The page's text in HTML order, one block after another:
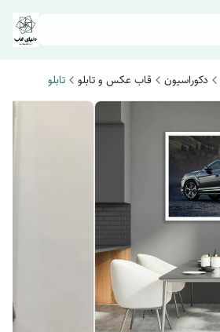
دکوراسیون قاب عکس و تابلو تابلو